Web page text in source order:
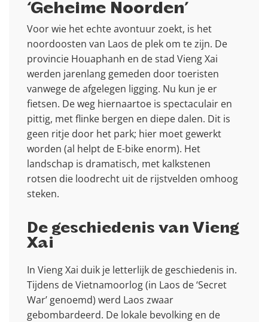
‘Geheime Noorden’
Voor wie het echte avontuur zoekt, is het
noordoosten van Laos de plek om te zijn. De
provincie Houaphanh en de stad Vieng Xai
werden jarenlang gemeden door toeristen
vanwege de afgelegen ligging. Nu kun je er
fietsen. De weg hiernaartoe is spectaculair en
pittig, met flinke bergen en diepe dalen. Dit is
geen ritje door het park; hier moet gewerkt
worden (al helpt de E-bike enorm). Het
landschap is dramatisch, met kalkstenen
rotsen die loodrecht uit de rijstvelden omhoog
steken.
De geschiedenis van Vieng
Xai
In Vieng Xai duik je letterlijk de geschiedenis in.
Tijdens de Vietnamoorlog (in Laos de ‘Secret
War’ genoemd) werd Laos zwaar
gebombardeerd. De lokale bevolking en de